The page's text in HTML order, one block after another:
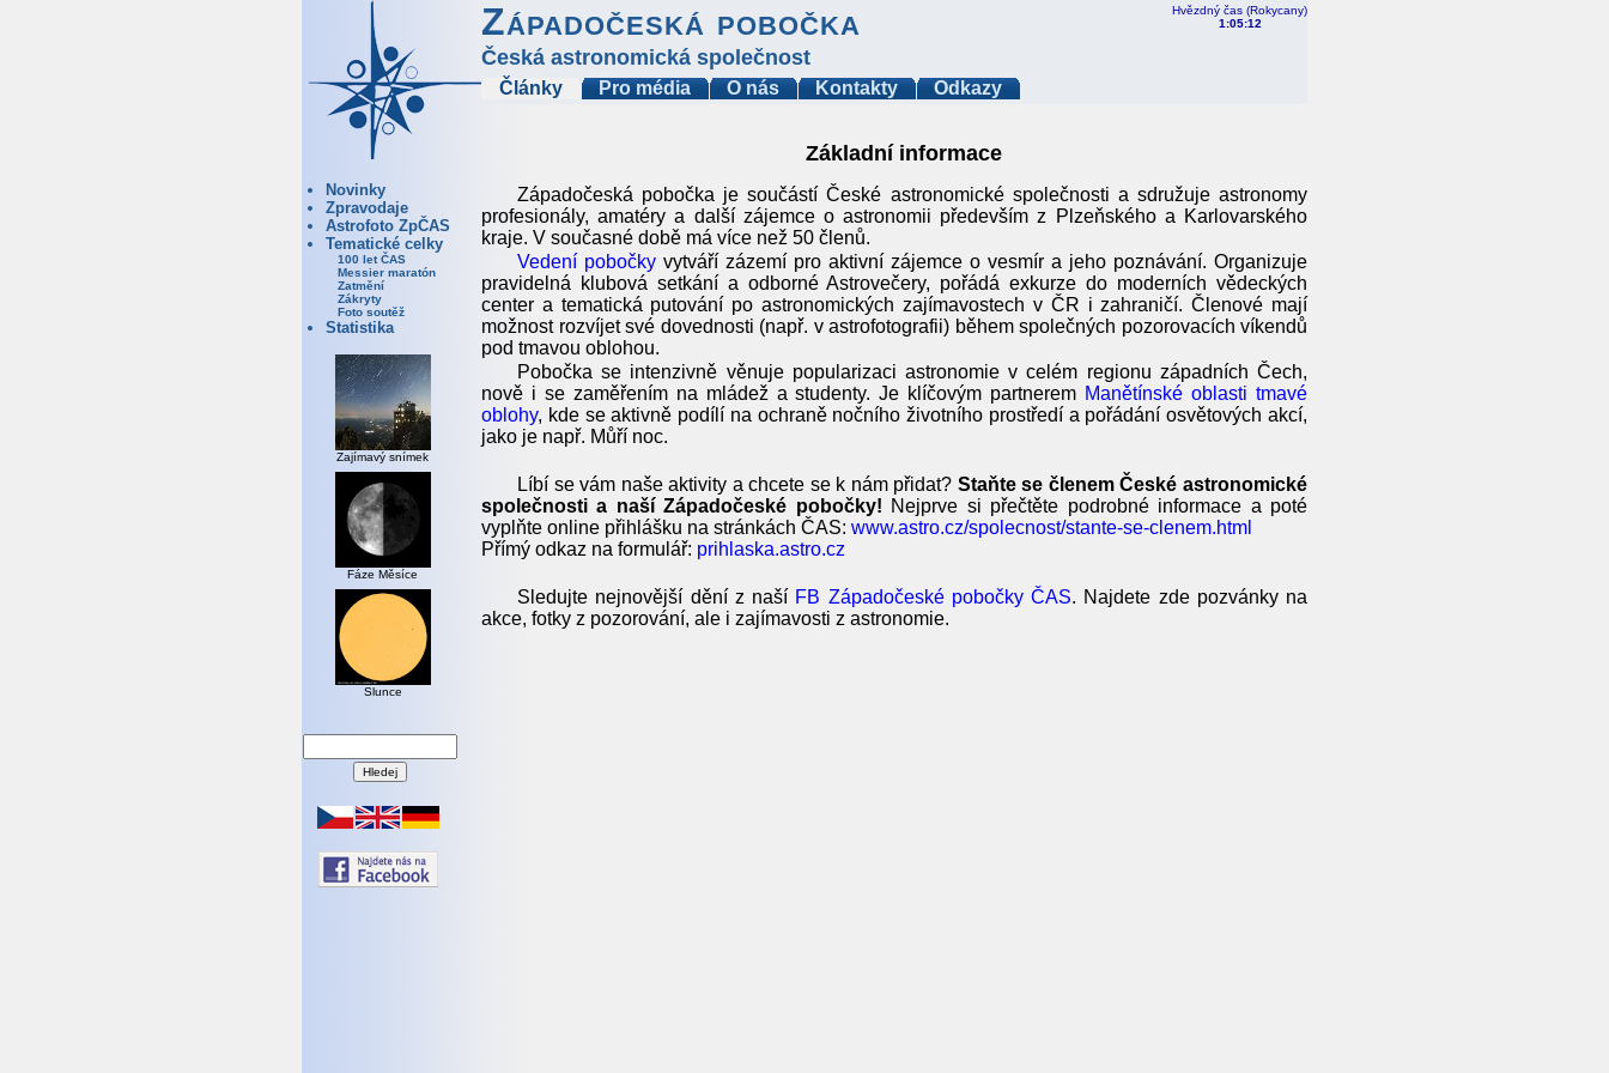
Hvězdný čas (Rokycany)
1:05:12
Západočeská pobočka
Česká astronomická společnost
Články Pro média O nás Kontakty Odkazy
Novinky
Zpravodaje
Astrofoto ZpČAS
Tematické celky
100 let ČAS
Messier maratón
Zatmění
Zákryty
Foto soutěž
Statistika
Zajímavý snímek
Fáze Měsíce
Slunce
Základní informace
Západočeská pobočka je součástí České astronomické společnosti a sdružuje astronomy
profesionály, amatéry a další zájemce o astronomii především z Plzeňského a Karlovarského
kraje. V současné době má více než 50 členů.
Vedení pobočky vytváří zázemí pro aktivní zájemce o vesmír a jeho poznávání. Organizuje
pravidelná klubová setkání a odborné Astrovečery, pořádá exkurze do moderních vědeckých
center a tematická putování po astronomických zajímavostech v ČR i zahraničí. Členové mají
možnost rozvíjet své dovednosti (např. v astrofotografii) během společných pozorovacích víkendů
pod tmavou oblohou.
Pobočka se intenzivně věnuje popularizaci astronomie v celém regionu západních Čech,
nově i se zaměřením na mládež a studenty. Je klíčovým partnerem Manětínské oblasti tmavé
oblohy, kde se aktivně podílí na ochraně nočního životního prostředí a pořádání osvětových akcí,
jako je např. Můří noc.
Líbí se vám naše aktivity a chcete se k nám přidat? Staňte se členem České astronomické
společnosti a naší Západočeské pobočky! Nejprve si přečtěte podrobné informace a poté
vyplňte online přihlášku na stránkách ČAS: www.astro.cz/spolecnost/stante-se-clenem.html
Přímý odkaz na formulář: prihlaska.astro.cz
Sledujte nejnovější dění z naší FB Západočeské pobočky ČAS. Najdete zde pozvánky na
akce, fotky z pozorování, ale i zajímavosti z astronomie.